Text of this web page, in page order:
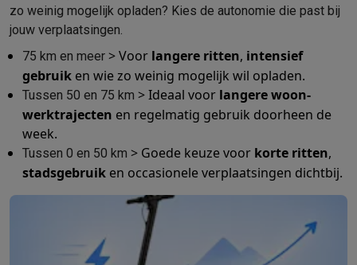
Randapparatuur ITMuizenToetsenbordenWebcamsPC
Tablets & e-readersTablets
PrintenPrintersInktpatronen & papierCricut
Netwerk & wifi Routers & access pointsPowerline & Wi-Fi
Geheugen & opslag Externe harde schijvenSSDUSB-sticks
SoftwareWindows & Microsoft OfficeAnti-VirusOverige
Toebehoren IT
Gaming
PlayStationPlayStation 5PS5 gamesPS4 gamesPlaystation
NintendoNintendo Switch 2Nintendo Switch gamesNintendo
Xbox controllers
Gaming laptops Gaming monitors
Gaming headsets Gaming microfoons
zo weinig mogelijk opladen? Kies de autonomie die past bij
jouw verplaatsingen.
75 km en meer > Voor langere ritten, intensief
gebruik en wie zo weinig mogelijk wil opladen.
Tussen 50 en 75 km > Ideaal voor langere woon-
werktrajecten en regelmatig gebruik doorheen de
week.
Tussen 0 en 50 km > Goede keuze voor korte ritten,
stadsgebruik en occasionele verplaatsingen dichtbij.